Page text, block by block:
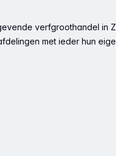
verfgroothandel in
met ieder hun